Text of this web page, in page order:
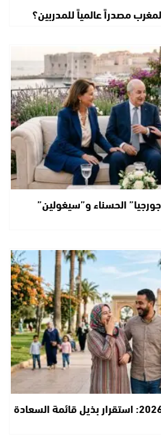
مصدراً عالمياً للمدربين؟
الحسناء و”سيغولين”
المغرب في مؤشرات 2026: استقرار بذيل قائمة السعادة